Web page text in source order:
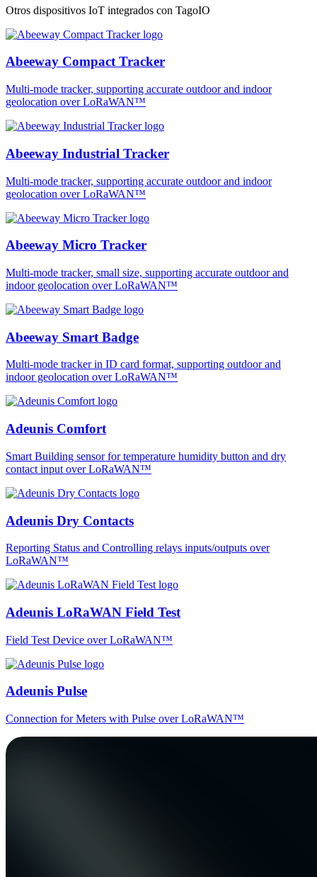
Otros dispositivos IoT integrados con TagoIO
Abeeway Compact Tracker
Multi-mode tracker, supporting accurate outdoor and indoor
geolocation over LoRaWAN™
Abeeway Industrial Tracker
Multi-mode tracker, supporting accurate outdoor and indoor
geolocation over LoRaWAN™
Abeeway Micro Tracker
Multi-mode tracker, small size, supporting accurate outdoor and
indoor geolocation over LoRaWAN™
Abeeway Smart Badge
Multi-mode tracker in ID card format, supporting outdoor and
indoor geolocation over LoRaWAN™
Adeunis Comfort
Smart Building sensor for temperature humidity button and dry
contact input over LoRaWAN™
Adeunis Dry Contacts
Reporting Status and Controlling relays inputs/outputs over
LoRaWAN™
Adeunis LoRaWAN Field Test
Field Test Device over LoRaWAN™
Adeunis Pulse
Connection for Meters with Pulse over LoRaWAN™